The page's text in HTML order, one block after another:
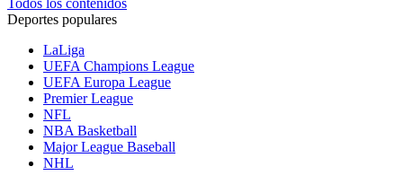
Todos los contenidos
Deportes populares
LaLiga
UEFA Champions League
UEFA Europa League
Premier League
NFL
NBA Basketball
Major League Baseball
NHL